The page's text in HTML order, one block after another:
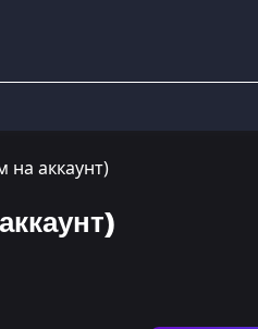
на аккаунт)